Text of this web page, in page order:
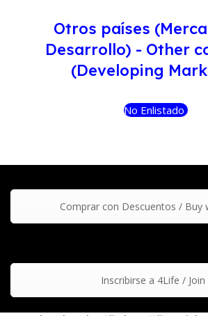
Otros países
Desarrollo) - Other
(Developing
No Enlistado
Comprar con Descuentos / Buy
Inscribirse a 4Life / Join